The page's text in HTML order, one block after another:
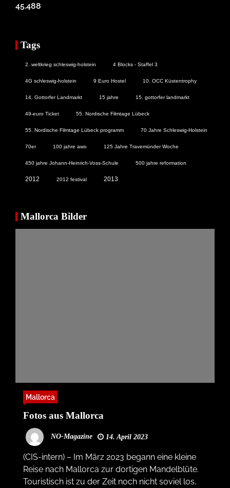
45.488
Tags
2. weltkrieg schleswig-holstein 4 Blocks - Staffel 3
4G schleswig-holstein 9 Euro Hostel 10. OCC Küstentrophy
14. Gottorfer Landmarkt 15 jahre 15. gottorfer landmarkt
49-euro Ticket 55. Nordische Filmtage Lübeck
55. Nordische Filmtage Lübeck programm 70 Jahre Schleswig-Holstein
70er 100 jahre awo 125 Jahre Travemünder Woche
450 jahre Johann-Heinrich-Voss-Schule 500 jahre reformation
2012 2012 festival 2013
Mallorca Bilder
Mallorca
Fotos aus Mallorca
NO-Magazine 14. April 2023
(CIS-intern) – Im März 2023 begann eine kleine
Reise nach Mallorca zur dortigen Mandelblüte.
Touristisch ist zu der Zeit noch nicht soviel los,